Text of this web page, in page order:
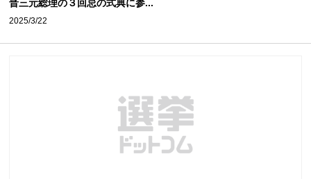
晋三元総理の３回忌の式典に参...
2025/3/22